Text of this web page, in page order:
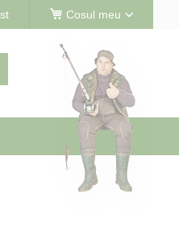
Cosul meu